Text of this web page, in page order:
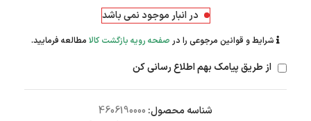
در انبار موجود نمی باشد
شرایط و قوانین مرجوعی را در صفحه رویه بازگشت کالا مطالعه فرمایید.
از طریق پیامک بهم اطلاع رسانی کن
شناسه محصول: 4606190000